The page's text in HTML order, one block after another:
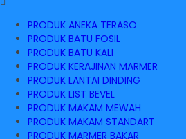
PRODUK ANEKA TERASO
PRODUK BATU FOSIL
PRODUK BATU KALI
PRODUK KERAJINAN MARMER
PRODUK LANTAI DINDING
PRODUK LIST BEVEL
PRODUK MAKAM MEWAH
PRODUK MAKAM STANDART
PRODUK MARMER BAKAR